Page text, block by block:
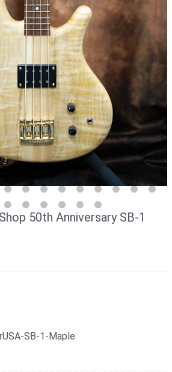
50th Anniversary SB-1
SB-1-Maple